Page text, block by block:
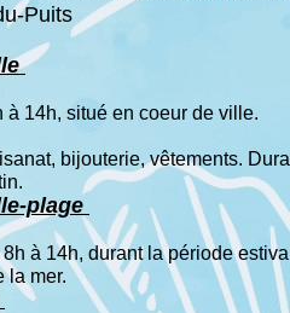
Puits
à 14h, situé en coeur de ville.
bijouterie, vêtements.
plage
à 14h, durant la période
la mer.